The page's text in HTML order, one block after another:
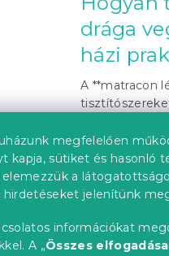
megfelelően
kapja, sütiket és hasonló
a
hirdetéseket jelenítünk
információkat
A „Összes elfogadása
drága
házi
A **matracon